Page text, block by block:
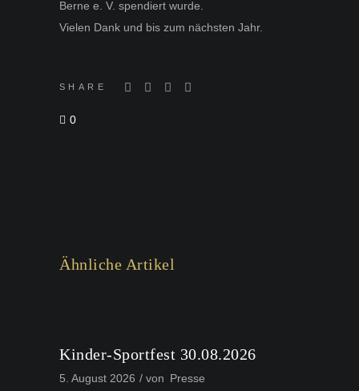
Berne e. V. spendiert wurde.
Vielen Dank und bis zum nächsten Jahr.
SHARE
0
Ähnliche Artikel
Kinder-Sportfest 30.08.2026
5. August 2026 von Presse